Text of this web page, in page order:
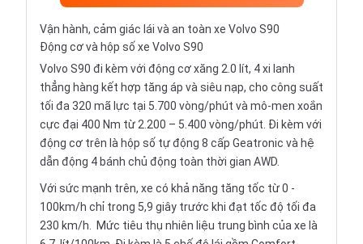
Vận hành, cảm giác lái và an toàn xe Volvo S90
Động cơ và hộp số xe Volvo S90
Volvo S90 đi kèm với động cơ xăng 2.0 lít, 4 xi lanh
thẳng hàng kết hợp tăng áp và siêu nạp, cho công suất
tối đa 320 mã lực tại 5.700 vòng/phút và mô-men xoắn
cực đại 400 Nm từ 2.200 – 5.400 vòng/phút. Đi kèm với
động cơ trên là hộp số tự động 8 cấp Geatronic và hệ
dẫn động 4 bánh chủ động toàn thời gian AWD.
Với sức mạnh trên, xe có khả năng tăng tốc từ 0 -
100km/h chỉ trong 5,9 giây trước khi đạt tốc độ tối đa
230 km/h. Mức tiêu thụ nhiên liệu trung bình của xe là